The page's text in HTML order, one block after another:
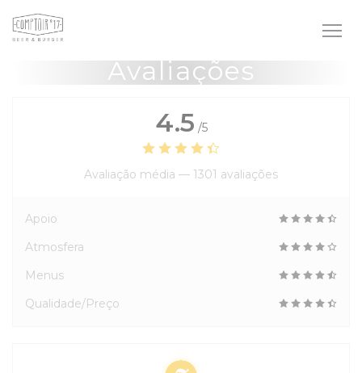
Painel de Gerenciamento de Cookies
Avaliações
4.5 /5
Avaliação média — 1301 avaliações
Apoio
Atmosfera
Menus
Qualidade/Preço